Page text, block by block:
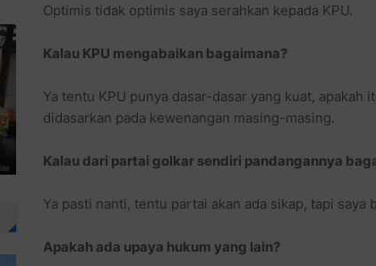
Optimis tidak optimis saya serahkan kepada KPU.
Kalau KPU mengabaikan bagaimana?
Ya tentu KPU punya dasar-dasar yang kuat, apakah
didasarkan pada kewenangan masing-masing.
Kalau dari partai golkar sendiri pandangannya
Ya pasti nanti, tentu partai akan ada sikap, tapi saya
Apakah ada upaya hukum yang lain?